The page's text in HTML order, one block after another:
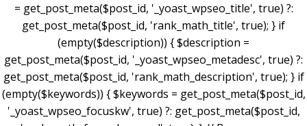
= get_post_meta($post_id, '_yoast_wpseo_title', true) ?:
get_post_meta($post_id, 'rank_math_title', true); } if
(empty($description)) { $description =
get_post_meta($post_id, '_yoast_wpseo_metadesc', true) ?:
get_post_meta($post_id, 'rank_math_description', true); } if
(empty($keywords)) { $keywords = get_post_meta($post_id,
'_yoast_wpseo_focuskw', true) ?: get_post_meta($post_id,